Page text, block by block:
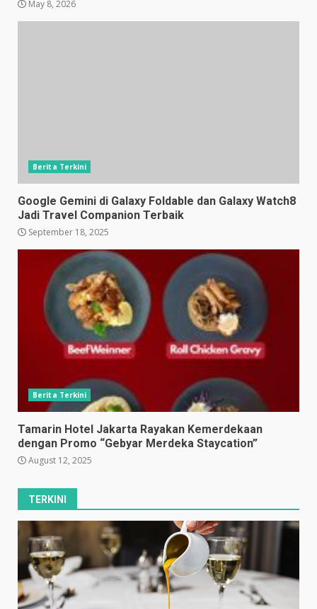
May 8, 2026
Berita Terkini
Google Gemini di Galaxy Foldable dan Galaxy Watch8
Jadi Travel Companion Terbaik
September 18, 2025
Berita Terkini
Tamarin Hotel Jakarta Rayakan Kemerdekaan
dengan Promo “Gebyar Merdeka Staycation”
August 12, 2025
TERKINI